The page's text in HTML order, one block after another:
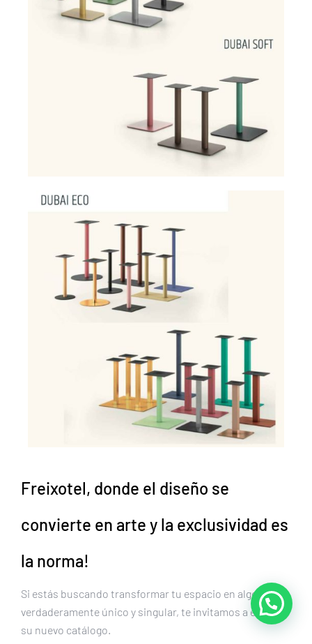
Freixotel, donde el diseño se
convierte en arte y la exclusividad es
la norma!
Si estás buscando transformar tu espacio en algo
verdaderamente único y singular, te invitamos a explorar
su nuevo catálogo.